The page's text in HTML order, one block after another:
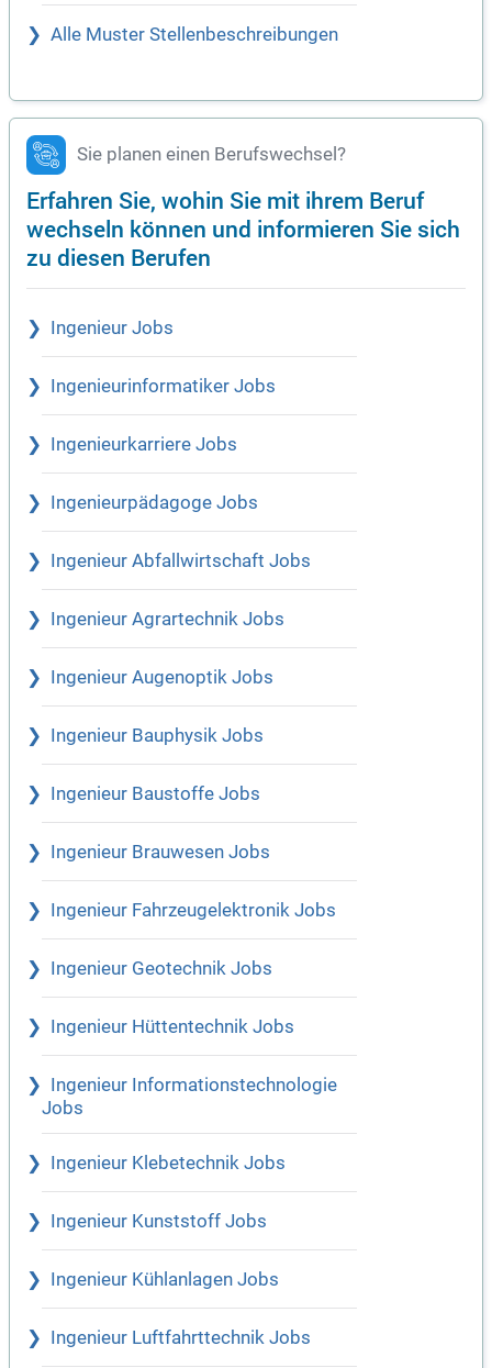
Alle Muster Stellenbeschreibungen
Sie planen einen Berufswechsel?
Erfahren Sie, wohin Sie mit ihrem Beruf
wechseln können und informieren Sie sich
zu diesen Berufen
Ingenieur Jobs
Ingenieurinformatiker Jobs
Ingenieurkarriere Jobs
Ingenieurpädagoge Jobs
Ingenieur Abfallwirtschaft Jobs
Ingenieur Agrartechnik Jobs
Ingenieur Augenoptik Jobs
Ingenieur Bauphysik Jobs
Ingenieur Baustoffe Jobs
Ingenieur Brauwesen Jobs
Ingenieur Fahrzeugelektronik Jobs
Ingenieur Geotechnik Jobs
Ingenieur Hüttentechnik Jobs
Ingenieur Informationstechnologie
Jobs
Ingenieur Klebetechnik Jobs
Ingenieur Kunststoff Jobs
Ingenieur Kühlanlagen Jobs
Ingenieur Luftfahrttechnik Jobs